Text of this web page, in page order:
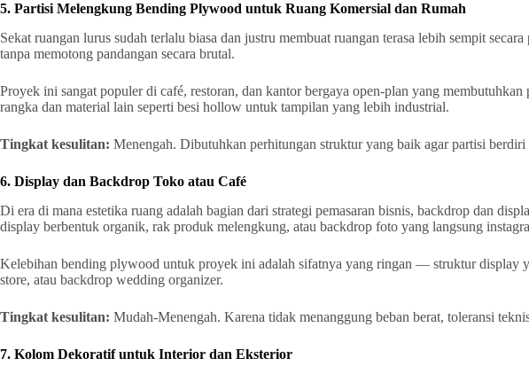
5. Partisi Melengkung Bending Plywood untuk Ruang Komersial dan Rumah
Sekat ruangan lurus sudah terlalu biasa dan justru membuat ruangan terasa lebih sempit
tanpa memotong pandangan secara brutal.
Proyek ini sangat populer di café, restoran, dan kantor bergaya open-plan yang
rangka dan material lain seperti besi hollow untuk tampilan yang lebih industrial.
Tingkat kesulitan: Menengah. Dibutuhkan perhitungan struktur yang baik agar partisi
6. Display dan Backdrop Toko atau Café
Di era di mana estetika ruang adalah bagian dari strategi pemasaran bisnis, backdrop dan
display berbentuk organik, rak produk melengkung, atau backdrop foto yang langsung
Kelebihan bending plywood untuk proyek ini adalah sifatnya yang ringan — struktur display
store, atau backdrop wedding organizer.
Tingkat kesulitan: Mudah-Menengah. Karena tidak menanggung beban berat, toleransi
7. Kolom Dekoratif untuk Interior dan Eksterior